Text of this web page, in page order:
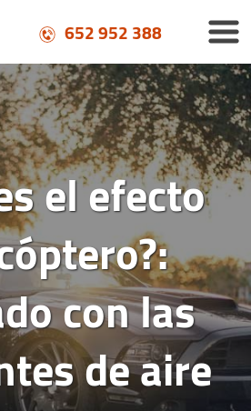
652 952 388
el efecto
con las
de aire